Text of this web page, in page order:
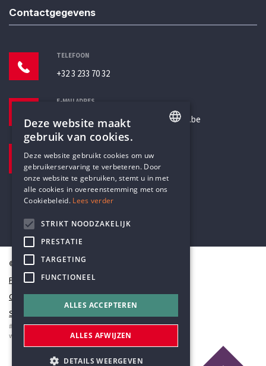
Contactgegevens
TELEFOON
+32 3 233 70 32
E-MAILADRES
secretariaat@humanistischverbond.be
Pottenbrug 4
Antwerpen, 2000
© Humanistisch Verbond 2026
Privacy
Cookiestatement
Sitemap
#codedwithlove byCodelines
webapplicaties
mobiele apps&maatwerk websites
DUTCH
Deze website maakt
gebruik van cookies.
Deze website gebruikt cookies om uw
gebruikerservaring te verbeteren. Door
onze website te gebruiken, stemt u in met
alle cookies in overeenstemming met ons
Cookiebeleid. Lees verder
STRIKT NOODZAKELIJK
PRESTATIE
TARGETING
FUNCTIONEEL
ALLES ACCEPTEREN
ALLES AFWIJZEN
DETAILS WEERGEVEN